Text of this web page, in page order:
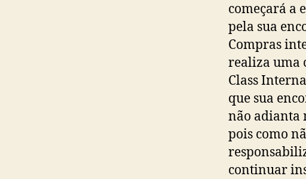
começará a
pela sua
Compras
realiza uma
Class
que sua
não adianta
pois como
continuar